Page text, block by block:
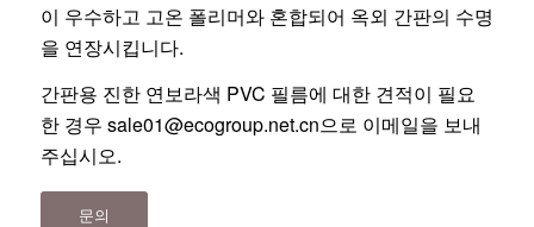
이 우수하고 고온 폴리머와 혼합되어 옥외 간판의 수명
을 연장시킵니다.
간판용 진한 연보라색 PVC 필름에 대한 견적이 필요
한 경우 sale01@ecogroup.net.cn으로 이메일을 보내
주십시오.
문의